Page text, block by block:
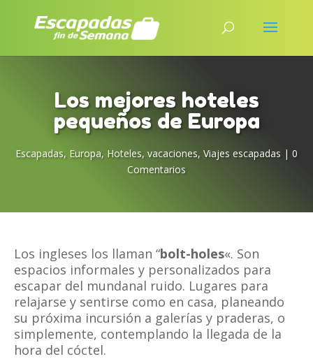
Los mejores hoteles
pequeños de Europa
Escapadas, Europa, Hoteles, vacaciones, Viajes escapadas | 0
Comentarios
Los ingleses los llaman “bolt-holes«. Son
espacios informales y personalizados para
escapar del mundanal ruido. Lugares para
relajarse y sentirse como en casa, planeando
su próxima incursión a galerías y praderas, o
simplemente, contemplando la llegada de la
hora del cóctel.